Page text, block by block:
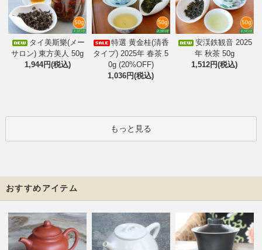
タイ美斯樂(メー
サロン) 東方美人 50g
1,944円(税込)
特選 黄金桂(清香
タイプ) 2025年 春茶 5
0g (20%OFF)
1,036円(税込)
安渓鉄観音 2025
年 秋茶 50g
1,512円(税込)
もっと見る
おすすめアイテム